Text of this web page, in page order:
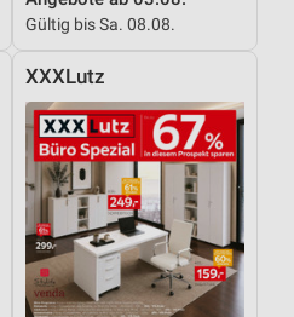
Gültig bis Sa. 08.08.
XXXLutz